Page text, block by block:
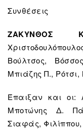
Συνθέσεις
ΖΑΚΥΝΘΟΣ
Βούλτσος,
Μπιάζης Π.,
Έπαιξαν και
Μποτώνης Δ.
Σιαφάς, Φιλίππου,